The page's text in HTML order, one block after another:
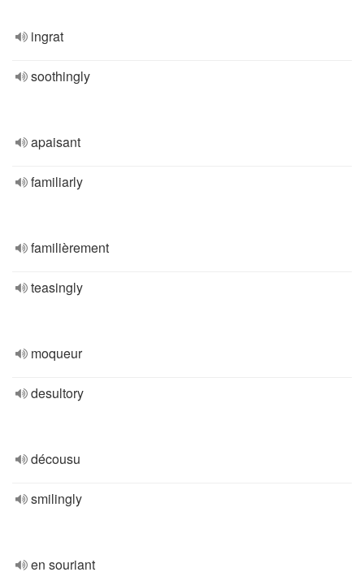
ingrat
soothingly
apaisant
familiarly
familièrement
teasingly
moqueur
desultory
décousu
smilingly
en souriant